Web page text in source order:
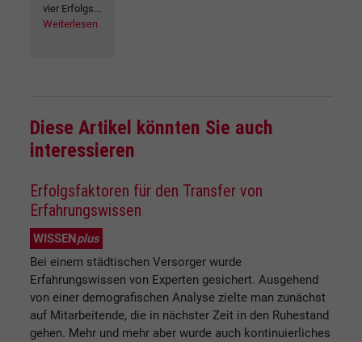
vier Erfolgs...
Weiterlesen
Diese Artikel könnten Sie auch
interessieren
Erfolgsfaktoren für den Transfer von
Erfahrungswissen
WISSENplus
Bei einem städtischen Versorger wurde
Erfahrungswissen von Experten gesichert. Ausgehend
von einer demografischen Analyse zielte man zunächst
auf Mitarbeitende, die in nächster Zeit in den Ruhestand
gehen. Mehr und mehr aber wurde auch kontinuierliches